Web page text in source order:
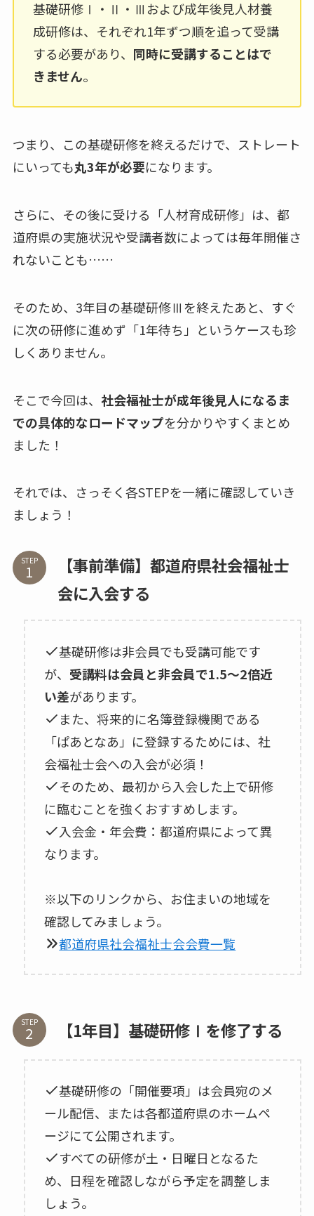
基礎研修Ⅰ・Ⅱ・Ⅲおよび成年後見人材養
成研修は、それぞれ1年ずつ順を追って受講
する必要があり、 同時に受講することはで
きません。
つまり、この基礎研修を終えるだけで、ストレート
にいっても丸3年が必要になります。
さらに、その後に受ける「人材育成研修」は、都
道府県の実施状況や受講者数によっては毎年開催さ
れないことも……
そのため、3年目の基礎研修Ⅲを終えたあと、すぐ
に次の研修に進めず「1年待ち」というケースも珍
しくありません。
そこで今回は、 社会福祉士が成年後見人になるま
での具体的なロードマップを分かりやすくまとめ
ました！
それでは、さっそく各STEPを一緒に確認していき
ましょう！
STEP
【事前準備】都道府県社会福祉士
会に入会する
基礎研修は非会員でも受講可能です
が、 受講料は会員と非会員で1.5〜2倍近
い差があります。
また、将来的に名簿登録機関である
「ぱあとなあ」に登録するためには、社
会福祉士会への入会が必須！
そのため、最初から入会した上で研修
に臨むことを強くおすすめします。
入会金・年会費：都道府県によって異
なります。
※以下のリンクから、お住まいの地域を
確認してみましょう。
都道府県社会福祉士会会費一覧
STEP 【1年目】基礎研修Ⅰを修了する
基礎研修の「開催要項」は会員宛のメ
ール配信、または各都道府県のホームペ
ージにて公開されます。
すべての研修が土・日曜日となるた
め、日程を確認しながら予定を調整しま
しょう。